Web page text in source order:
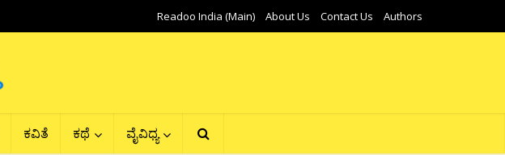
Readoo India (Main) About Us Contact Us Authors
ಕವಿತೆ ಕಥೆ ವೈವಿಧ್ಯ